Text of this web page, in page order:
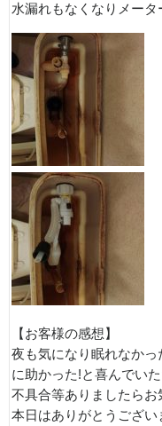
水漏れもなくなりメータ
【お客様の感想】
夜も気になり眠れなか
に助かった!と喜んでいた
不具合等ありましたらお
本日はありがとうござい